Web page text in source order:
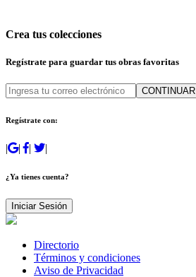
Crea tus colecciones
Regístrate para guardar tus obras favoritas
CONTINUAR
Regístrate con:
| | | |
¿Ya tienes cuenta?
Iniciar Sesión
Directorio
Términos y condiciones
Aviso de Privacidad